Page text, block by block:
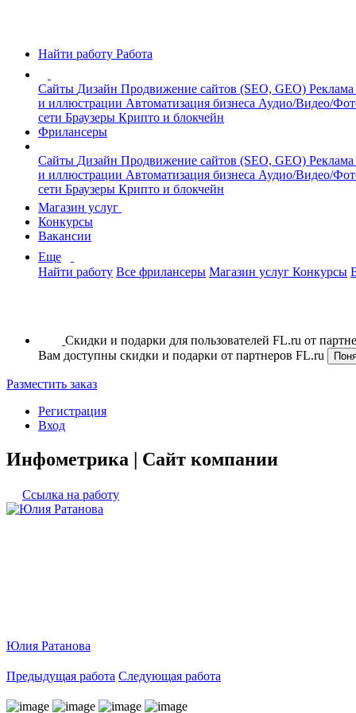
Найти работу Работа
Сайты Дизайн Продвижение сайтов (SEO, GEO)
и иллюстрации Автоматизация бизнеса Аудио/Видео/
сети Браузеры Крипто и блокчейн
Фрилансеры
Сайты Дизайн Продвижение сайтов (SEO, GEO)
и иллюстрации Автоматизация бизнеса Аудио/Видео/
сети Браузеры Крипто и блокчейн
Магазин услуг
Конкурсы
Вакансии
Еще
Найти работу Все фрилансеры Магазин услуг Конкурсы
Скидки и подарки для пользователей FL.ru от
Вам доступны скидки и подарки от партнеров FL.ru
Разместить заказ
Регистрация
Вход
Инфометрика | Сайт компании
Ссылка на работу
Юлия Ратанова
Предыдущая работа Следующая работа